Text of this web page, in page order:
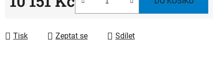
Tisk Zeptat se Sdílet